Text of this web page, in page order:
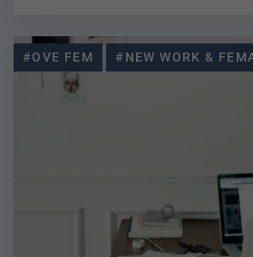
#OVE FEM #NEW WORK &